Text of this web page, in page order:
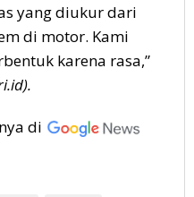
yang diukur dari
di motor. Kami
karena rasa,”
di